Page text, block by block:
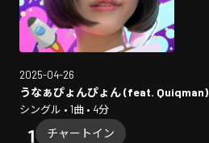
2025-04-26
うなぁぴょんぴょん (feat. Quiqman)
シングル • 1曲 • 4分
チャートイン